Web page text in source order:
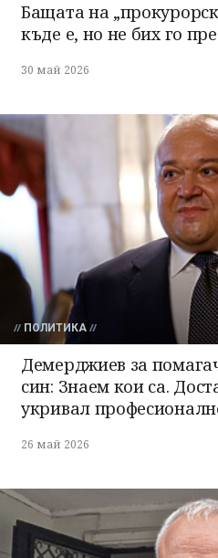
Бащата на
къде е, но не бих го
30 май 2026
ПОЛИТИКА
Демерджиев за
син: Знаем кои са.
укривал
26 май 2026